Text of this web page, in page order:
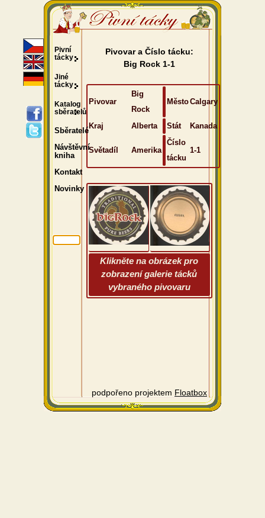
Pivovar a Číslo tácku:
Big Rock 1-1
Pivovar
Big
Rock
MěstoCalgary
Kraj Alberta Stát Kanada
Světadíl Amerika
Číslo
tácku
1-1
Klikněte na obrázek pro
zobrazení galerie tácků
vybraného pivovaru
podpořeno projektem Floatbox
Pivní
tácky
Jiné
tácky
Katalog
sběratelů
Sběratelé
Návštěvní
kniha
Kontakt
Novinky